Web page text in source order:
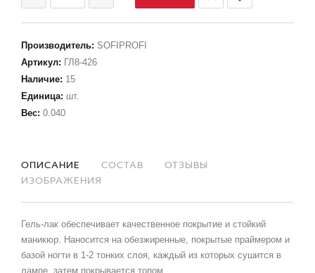
Производитель: SOFIPROFI
Артикул: ГЛ8-426
Наличие: 15
Единица: шт.
Вес: 0.040
ОПИСАНИЕ СОСТАВ
ОТЗЫВЫ
ИЗОБРАЖЕНИЯ
Гель-лак обеспечивает качественное покрытие и стойкий
маникюр. Наносится на обезжиренные, покрытые праймером и
базой ногти в 1-2 тонких слоя, каждый из которых сушится в
лампе, затем покрывается топом.